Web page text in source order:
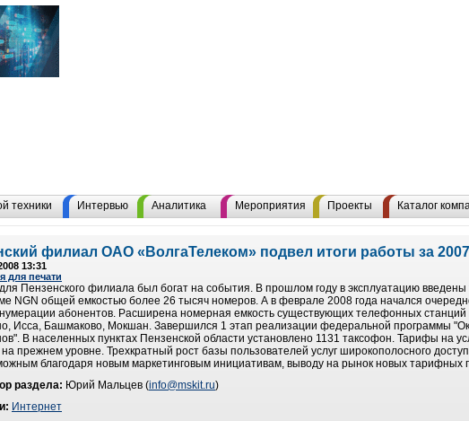
техники Интервью Аналитика Мероприятия Проекты Каталог
филиал ОАО «ВолгаТелеком» подвел итоги работы за
13:31
для печати
Пензенского филиала был богат на события. В прошлом году в эксплуатацию
NGN общей емкостью более 26 тысяч номеров. А в феврале 2008 года начался
абонентов. Расширена номерная емкость существующих телефонных станций
Исса, Башмаково, Мокшан. Завершился 1 этап реализации федеральной программы
В населенных пунктах Пензенской области установлено 1131 таксофон. Тарифы на
на прежнем уровне. Трехкратный рост базы пользователей услуг широкополосного
благодаря новым маркетинговым инициативам, выводу на рынок новых тарифных
раздела: Юрий Мальцев (info@mskit.ru)
Интернет